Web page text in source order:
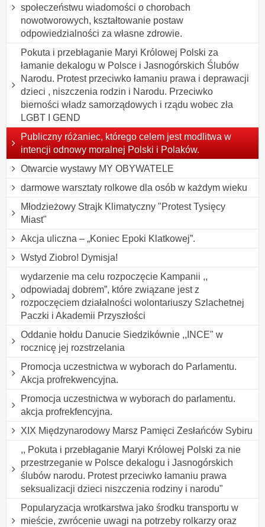
społeczeństwu wiadomości o chorobach
nowotworowych, kształtowanie postaw
odpowiedzialności za własne zdrowie.
Pokuta i przebłaganie Maryi Królowej Polski za
łamanie dekalogu w Polsce i Jasnogórskich Ślubów
Narodu. Protest przeciwko łamaniu prawa i deprawacji
dzieci , niszczenia rodzin i Narodu. Przeciwko
bierności władz samorządowych i rządu wobec zła
LGBT I GEND
Publiczny różaniec, którego celem jest modlitwa w
intencji odnowy moralnej Polski i Polaków.
Otwarcie wystawy MY OBYWATELE
darmowe warsztaty rolkowe dla osób w każdym wieku
Młodzieżowy Strajk Klimatyczny "Protest Tysięcy
Miast"
Akcja uliczna – „Koniec Epoki Klatkowej”.
Wstyd Ziobro! Dymisja!
wydarzenie ma celu rozpoczęcie Kampanii ,,
odpowiadaj dobrem”, które związane jest z
rozpoczęciem działalności wolontariuszy Szlachetnej
Paczki i Akademii Przyszłości
Oddanie hołdu Danucie Siedzikównie ,,INCE" w
rocznicę jej rozstrzelania
Promocja uczestnictwa w wyborach do Parlamentu.
Akcja profrekwencyjna.
Promocja uczestnictwa w wyborach do parlamentu.
akcja profrekfencyjna.
XIX Międzynarodowy Marsz Pamięci Zesłańców Sybiru
,, Pokuta i przebłaganie Maryi Królowej Polski za nie
przestrzeganie w Polsce dekalogu i Jasnogórskich
ślubów narodu. Protest przeciwko łamaniu prawa
seksualizacji dzieci niszczenia rodziny i narodu"
Popularyzacja wrotkarstwa jako środku transportu w
mieście, zwrócenie uwagi na potrzeby rolkarzy oraz